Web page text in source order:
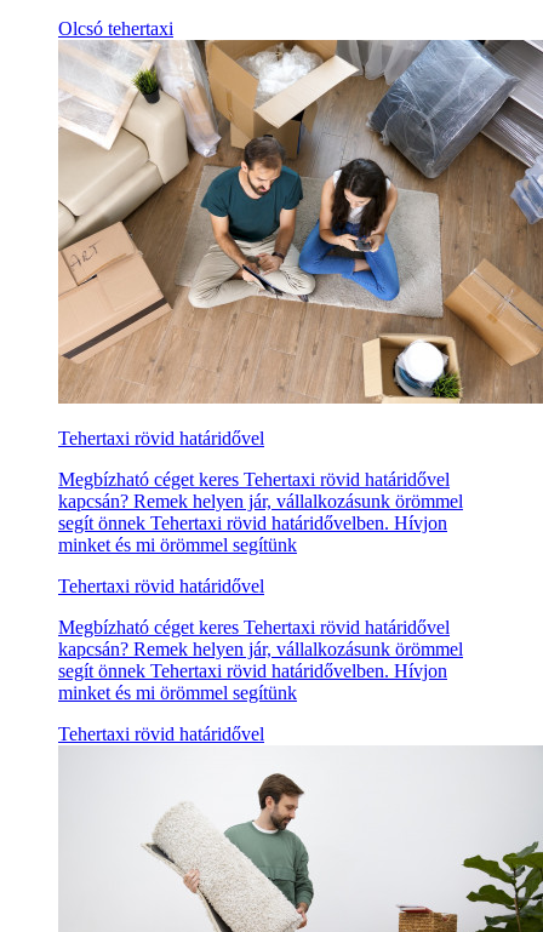
Olcsó tehertaxi
Tehertaxi rövid határidővel
Megbízható céget keres Tehertaxi rövid határidővel
kapcsán? Remek helyen jár, vállalkozásunk örömmel
segít önnek Tehertaxi rövid határidővelben. Hívjon
minket és mi örömmel segítünk
Tehertaxi rövid határidővel
Megbízható céget keres Tehertaxi rövid határidővel
kapcsán? Remek helyen jár, vállalkozásunk örömmel
segít önnek Tehertaxi rövid határidővelben. Hívjon
minket és mi örömmel segítünk
Tehertaxi rövid határidővel